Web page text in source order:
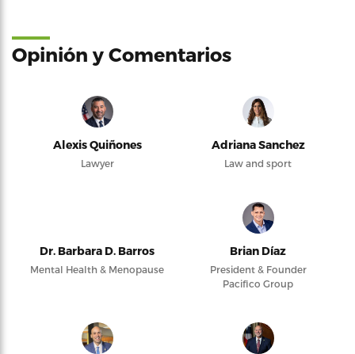
Opinión y Comentarios
Alexis Quiñones
Lawyer
Adriana Sanchez
Law and sport
Dr. Barbara D. Barros
Mental Health & Menopause
Brian Díaz
President & Founder
Pacifico Group